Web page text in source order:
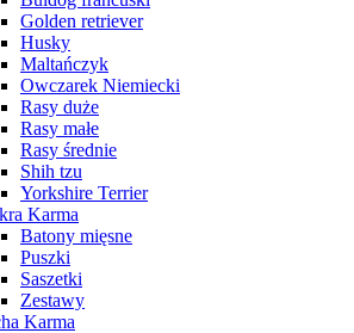
Golden retriever
Husky
Maltańczyk
Owczarek Niemiecki
Rasy duże
Rasy małe
Rasy średnie
Shih tzu
Yorkshire Terrier
Karma
Batony mięsne
Puszki
Saszetki
Zestawy
Karma